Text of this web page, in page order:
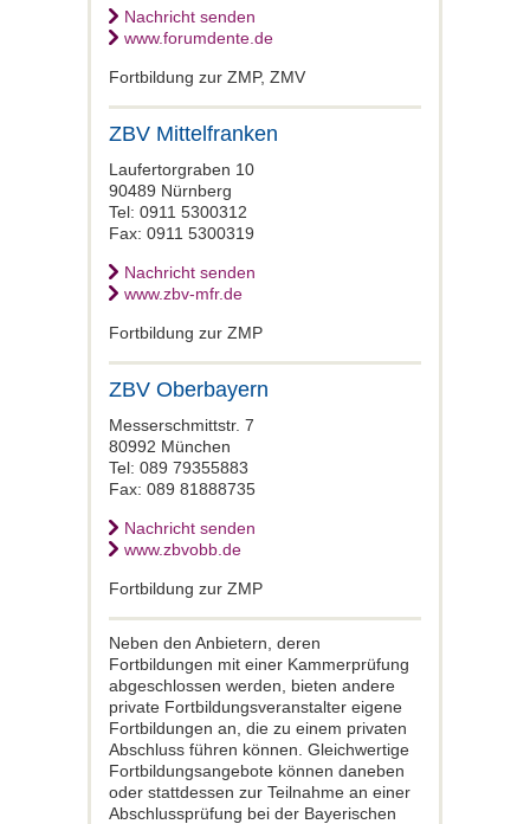
Nachricht senden
www.forumdente.de
Fortbildung zur ZMP, ZMV
ZBV Mittelfranken
Laufertorgraben 10
90489 Nürnberg
Tel: 0911 5300312
Fax: 0911 5300319
Nachricht senden
www.zbv-mfr.de
Fortbildung zur ZMP
ZBV Oberbayern
Messerschmittstr. 7
80992 München
Tel: 089 79355883
Fax: 089 81888735
Nachricht senden
www.zbvobb.de
Fortbildung zur ZMP
Neben den Anbietern, deren
Fortbildungen mit einer Kammerprüfung
abgeschlossen werden, bieten andere
private Fortbildungsveranstalter eigene
Fortbildungen an, die zu einem privaten
Abschluss führen können. Gleichwertige
Fortbildungsangebote können daneben
oder stattdessen zur Teilnahme an einer
Abschlussprüfung bei der Bayerischen